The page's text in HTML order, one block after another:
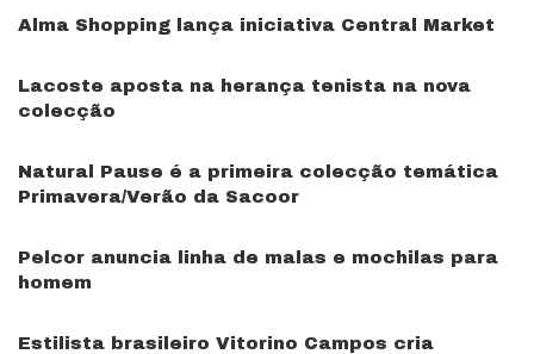
Alma Shopping lança iniciativa Central Market
Lacoste aposta na herança tenista na nova
colecção
Natural Pause é a primeira colecção temática
Primavera/Verão da Sacoor
Pelcor anuncia linha de malas e mochilas para
homem
Estilista brasileiro Vitorino Campos cria